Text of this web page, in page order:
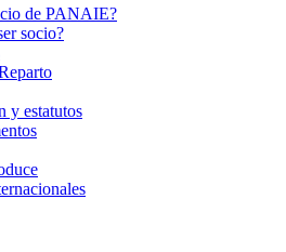
de PANAIE?
socio?
y estatutos